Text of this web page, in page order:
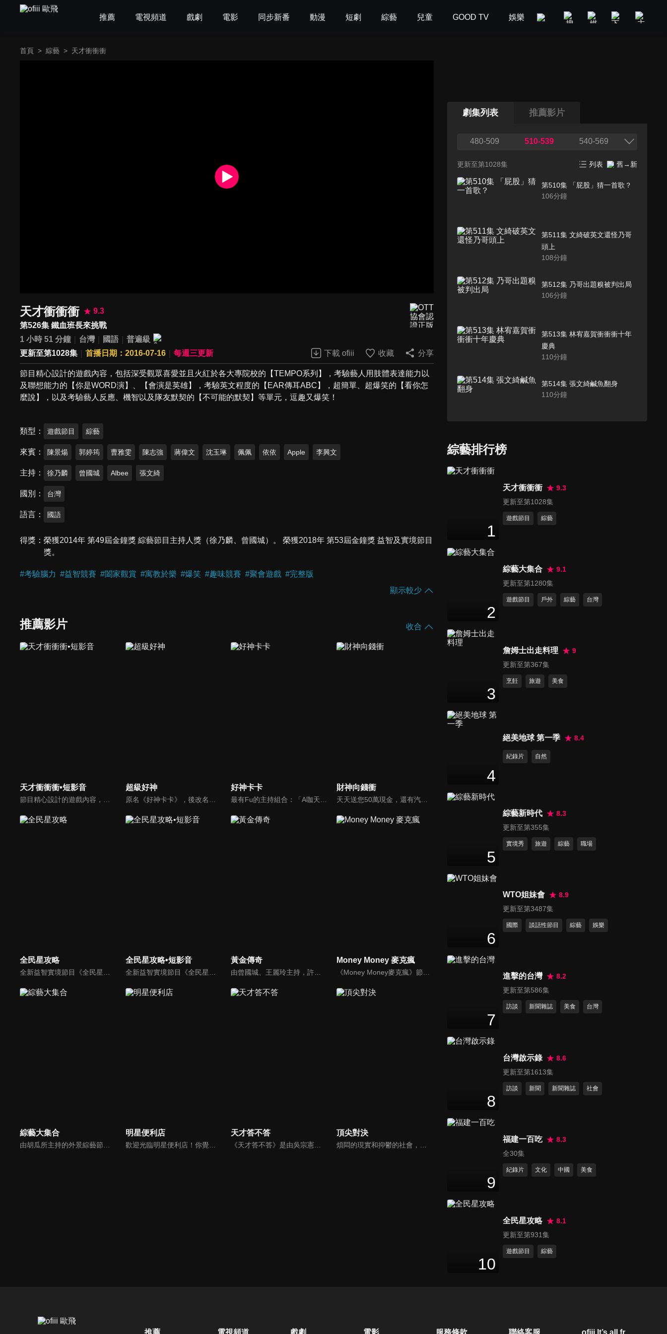
推薦 電視頻道 戲劇 電影 同步新番 動漫 短劇 綜藝 兒童 GOOD TV 娛樂 美食旅遊 新聞政論
首頁 > 綜藝 > 天才衝衝衝
天才衝衝衝
9.3
第526集 鐵血班長來挑戰
1 小時 51 分鐘
台灣 國語
普遍級
更新至第1028集
首播日期：2016-07-16 每週三更新 下載 ofiii 收藏 分享
節目精心設計的遊戲內容，包括深受觀眾喜愛並且火紅於各大專院校的【TEMPO系列】，考驗藝人用肢體表達能力以
及聯想能力的【你是WORD演】、【會演是英雄】，考驗英文程度的【EAR傳耳ABC】，超簡單、超爆笑的【看你怎
麼說】，以及考驗藝人反應、機智以及隊友默契的【不可能的默契】等單元，逗趣又爆笑！
類型 遊戲節目 綜藝
來賓 陳景煬 郭婷筠 曹雅雯 陳志強 蔣偉文 沈玉琳 佩佩 依依 Apple 李興文
主持 徐乃麟 曾國城 Albee 張文綺
國別 台灣
語言 國語
得獎
榮獲2014年 第49屆金鐘獎 綜藝節目主持人獎（徐乃麟、曾國城）。 榮獲2018年 第53屆金鐘獎 益智及實境節目
獎。
#考驗腦力 #益智競賽 #闔家觀賞 #寓教於樂 #爆笑 #趣味競賽 #聚會遊戲 #完整版
顯示較少
推薦影片 收合
天才衝衝衝•短影音 超級好神 好神卡卡 財神向錢衝
天天送您50萬現金，還有汽車大獎！不考智力、體力，挑戰家人、同事、同學、朋友互相了解的成渡和共同生活經驗。快來參加《財神向前衝》大獎通通送給您。
全民星攻略 全民星攻略•短影音 黃金傳奇 Money Money 麥克瘋
綜藝大集合
由胡瓜所主持的外景綜藝節目，秉持著「幸福好運到，獎金送夠夠」的精神，和眾多藝人與鄉親同樂玩遊戲拿獎金，介紹各地的人文、美食、特產等，提供豐富多元的內容，不間斷的笑料，讓您忘卻一切煩惱、開懷大笑。
明星便利店
歡迎光臨明星便利店！你覺得便利店裡面有什麼？關東煮？茶葉蛋？還是讓你尖叫的大明星？一家擁有明星的便利店，到底有多稀奇，你會不會想要光臨呢？
天才答不答
《天才答不答》是由吳宗憲和吳怡霈共同主持的益智節目。節目設立高額的獎金來考驗藝人們真實的人性，同時將題目立體化，讓你身歷其境去冒險答題。更有哪些出乎意料的處罰，讓藝人羞愧的不想再答錯！一個最接近「人性」與「真實」的益智節目，現在就讓吳宗憲帶你輕鬆玩轉知識。
頂尖對決
煩悶的現實和抑鬱的社會，你需要的就是笑、大聲笑、開口笑，《頂尖對決》就要你笑到落ㄟ骸，最具綜藝實力的庹宗康，和喜感十足的納豆各自領軍對抗，藝人搞笑pk笑果十足，《頂尖對決》讓你忘掉一週煩惱！
劇集列表 推薦影片
480-509 510-539 540-569
更新至第1028集 列表 舊→新
第510集 「屁股」猜一首歌？
106分鐘
第511集 文綺破英文還怪乃哥
頭上
108分鐘
第512集 乃哥出題糗被判出局
106分鐘
第513集 林宥嘉賀衝衝衝十年
慶典
110分鐘
第514集 張文綺鹹魚翻身
110分鐘
第516集 10週年前哨戰
109
第518集 綠媽媽之three ways
第520集 進擊的張文綺
111分鐘
第523集 Tempo對決特別企劃
106
分鐘
111
第525集 綜藝之王大戰戲劇霸
第526集 鐵血班長來挑戰
111
第528集 三角地帶接龍好害羞
111分鐘
107分鐘
第531集 TEMPO大對決
102
綜藝排行榜
1
天才衝衝衝
9.3
更新至第1028集
遊戲節目 綜藝
2
綜藝大集合
9.1
更新至第1280集
遊戲節目 戶外 綜藝 台灣
3
詹姆士出走料理
9
更新至第367集
烹飪 旅遊 美食
4
絕美地球 第一季 8.4
紀錄片 自然
5
綜藝新時代
8.3
更新至第355集
實境秀 旅遊 綜藝 職場
6
WTO姐妹會
8.9
更新至第3487集
國際 談話性節目 綜藝 娛樂
7
進擊的台灣
8.2
更新至第586集
訪談 新聞雜誌 美食 台灣
8
台灣啟示錄
8.6
更新至第1613集
訪談 新聞 新聞雜誌 社會
9
福建一百吃
8.3
全30集
紀錄片 文化 中國 美食
10
全民星攻略
8.1
更新至第931集
遊戲節目 綜藝
推薦 電視頻道 戲劇 電影 服務條款 聯絡客服